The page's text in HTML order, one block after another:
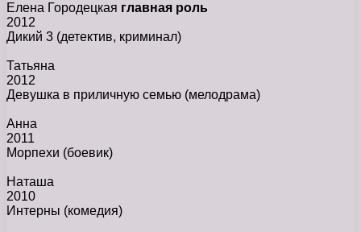
Елена Городецкая главная роль
2012
Дикий 3 (детектив, криминал)
Татьяна
2012
Девушка в приличную семью (мелодрама)
Анна
2011
Морпехи (боевик)
Наташа
2010
Интерны (комедия)